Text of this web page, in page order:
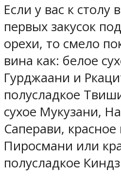
Если у вас к столу
первых закусок
орехи, то смело
вина как: белое
Гурджаани и
полусладкое
сухое Мукузани,
Саперави, красное
Пиросмани или
полусладкое